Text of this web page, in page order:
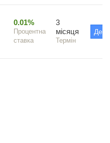
0.01%
Процентна
ставка
3
місяця
Термін